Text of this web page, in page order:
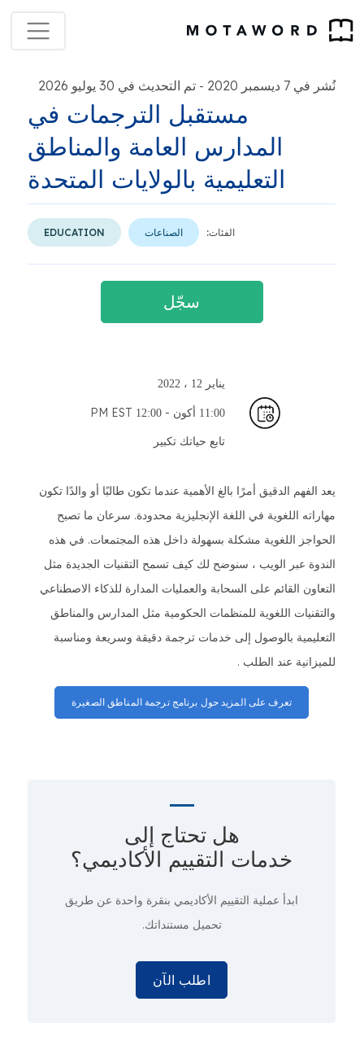
نُشر في 7 ديسمبر 2020 - تم التحديث في 30 يوليو 2026
مستقبل الترجمات في
المدارس العامة والمناطق
التعليمية بالولايات المتحدة
الفئات: الصناعات EDUCATION
سجّل
يناير
11:00 أكون -
تابع حياتك تكبير
يعد الفهم الدقيق أمرًا بالغ الأهمية عندما تكون طالبًا أو والدًا تكون
مهاراته اللغوية في اللغة الإنجليزية محدودة. سرعان ما تصبح
الحواجز اللغوية مشكلة بسهولة داخل هذه المجتمعات. في هذه
الندوة عبر الويب ، سنوضح لك كيف تسمح التقنيات الجديدة مثل
التعاون القائم على السحابة والعمليات المدارة للذكاء الاصطناعي
والتقنيات اللغوية للمنظمات الحكومية مثل المدارس والمناطق
التعليمية بالوصول إلى خدمات ترجمة دقيقة وسريعة ومناسبة
للميزانية عند الطلب .
تعرف على المزيد حول برنامج ترجمة المناطق الصغيرة
هل تحتاج إلى
خدمات التقييم الأكاديمي؟
ابدأ عملية التقييم الأكاديمي بنقرة واحدة عن طريق
تحميل مستنداتك.
اطلب الآن